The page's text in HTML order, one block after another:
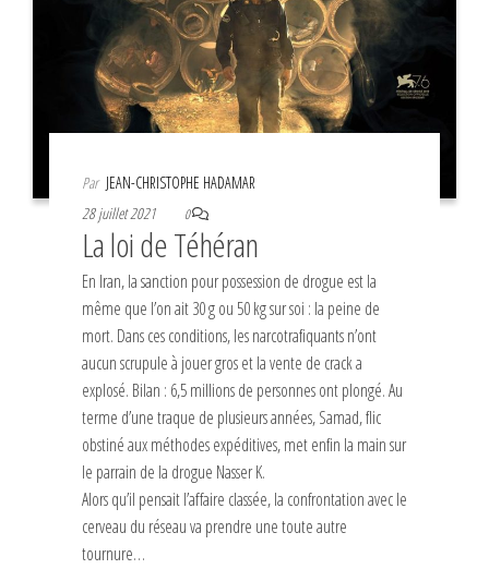
Par JEAN-CHRISTOPHE HADAMAR
28 juillet 2021
0
La loi de Téhéran
En Iran, la sanction pour possession de drogue est la
même que l’on ait 30 g ou 50 kg sur soi : la peine de
mort. Dans ces conditions, les narcotrafiquants n’ont
aucun scrupule à jouer gros et la vente de crack a
explosé. Bilan : 6,5 millions de personnes ont plongé. Au
terme d’une traque de plusieurs années, Samad, flic
obstiné aux méthodes expéditives, met enfin la main sur
le parrain de la drogue Nasser K.
Alors qu’il pensait l’affaire classée, la confrontation avec le
cerveau du réseau va prendre une toute autre
tournure…